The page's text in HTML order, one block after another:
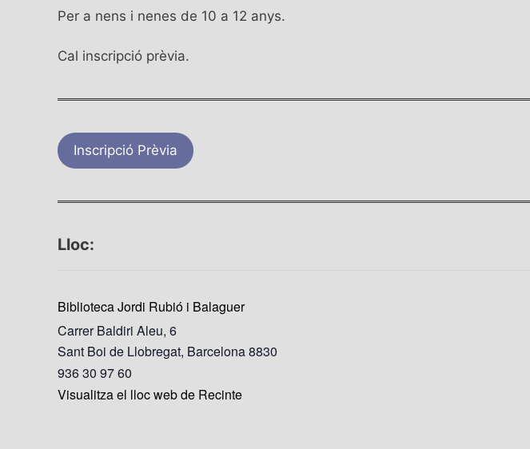
Per a nens i nenes de 10 a 12 anys.
Cal inscripció prèvia.
Inscripció Prèvia
Lloc:
Biblioteca Jordi Rubió i Balaguer
Carrer Baldiri Aleu, 6
Sant Boi de Llobregat, Barcelona8830
936 30 97 60
Visualitza el lloc web de Recinte